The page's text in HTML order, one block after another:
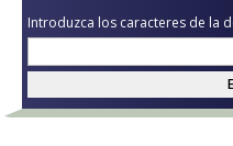
Introduzca los caracteres de la